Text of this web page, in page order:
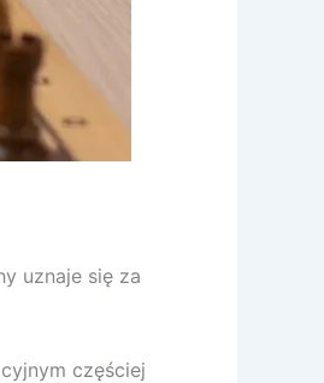
uznaje się za
częściej